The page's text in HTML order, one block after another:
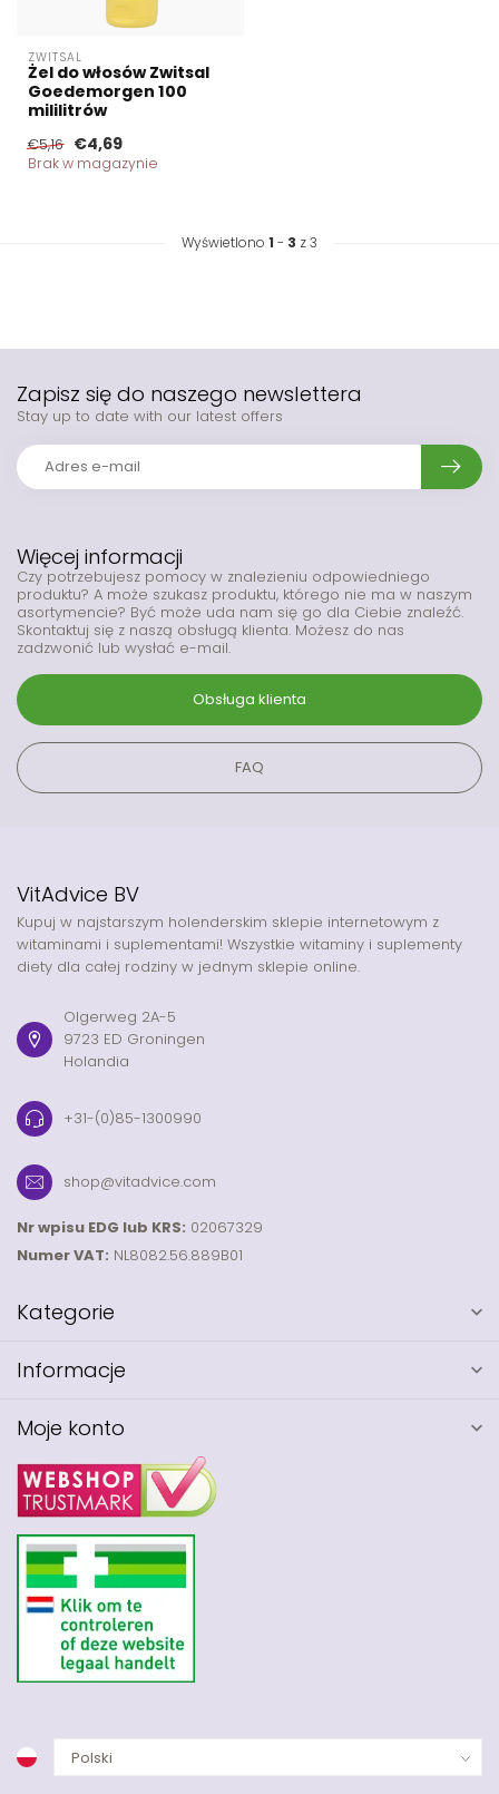
ZWITSAL
Żel do włosów Zwitsal
Goedemorgen 100
mililitrów
€5,16 €4,69
Brak w magazynie
Wyświetlono 1 - 3 z 3
Więcej informacji
Czy potrzebujesz pomocy w znalezieniu odpowiedniego
produktu? A może szukasz produktu, którego nie ma w naszym
asortymencie? Być może uda nam się go dla Ciebie znaleźć.
Skontaktuj się z naszą obsługą klienta. Możesz do nas
zadzwonić lub wysłać e-mail.
Obsługa klienta
FAQ
Zapisz się do naszego newslettera
Stay up to date with our latest offers
VitAdvice BV
Kupuj w najstarszym holenderskim sklepie internetowym z
witaminami i suplementami! Wszystkie witaminy i suplementy
diety dla całej rodziny w jednym sklepie online.
Olgerweg 2A-5
9723 ED Groningen
Holandia
+31-(0)85-1300990
shop@vitadvice.com
Nr wpisu EDG lub KRS: 02067329
Numer VAT: NL8082.56.889B01
Kategorie
Informacje
Moje konto